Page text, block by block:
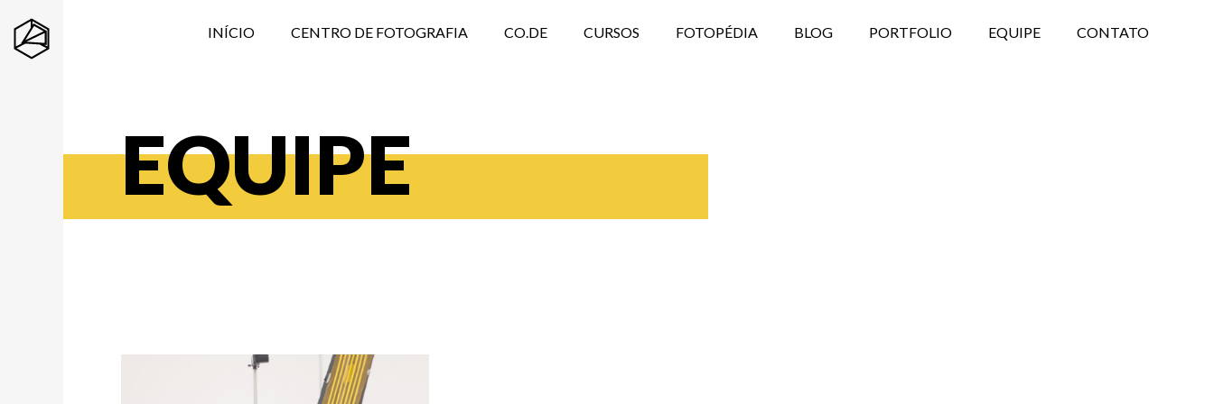
INÍCIO CENTRO DE FOTOGRAFIA CO.DE CURSOS FOTOPÉDIA BLOG PORTFOLIO EQUIPE CONTATO
EQUIPE